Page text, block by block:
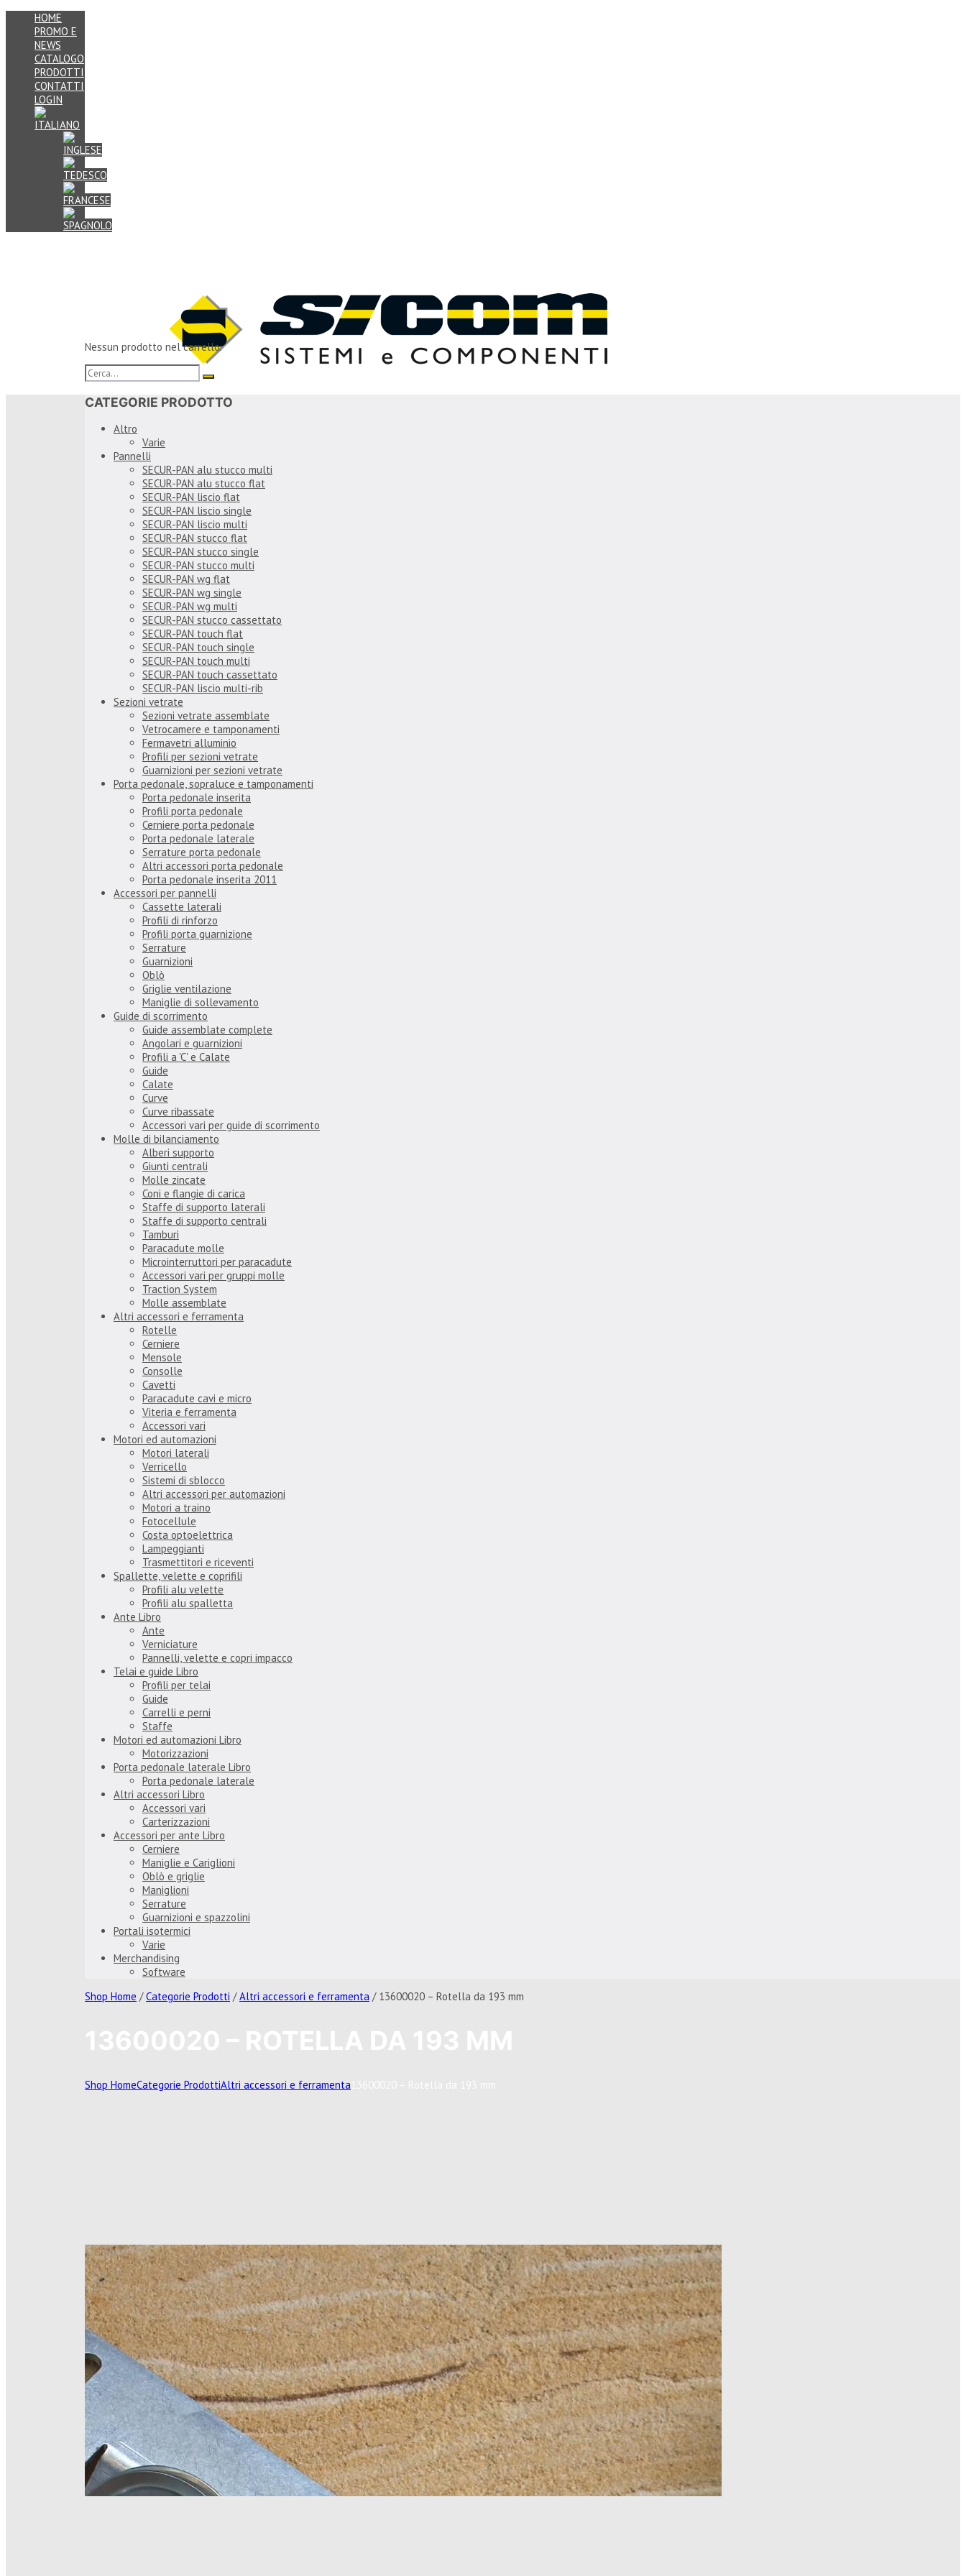
HOME
PROMO E
NEWS
CATALOGO
PRODOTTI
CONTATTI
LOGIN
Nessun prodotto nel carrello.
CATEGORIE PRODOTTO
Altro
Varie
Pannelli
SECUR-PAN alu stucco multi
SECUR-PAN alu stucco flat
SECUR-PAN liscio flat
SECUR-PAN liscio single
SECUR-PAN liscio multi
SECUR-PAN stucco flat
SECUR-PAN stucco single
SECUR-PAN stucco multi
SECUR-PAN wg flat
SECUR-PAN wg single
SECUR-PAN wg multi
SECUR-PAN stucco cassettato
SECUR-PAN touch flat
SECUR-PAN touch single
SECUR-PAN touch multi
SECUR-PAN touch cassettato
SECUR-PAN liscio multi-rib
Sezioni vetrate
Sezioni vetrate assemblate
Vetrocamere e tamponamenti
Fermavetri alluminio
Profili per sezioni vetrate
Guarnizioni per sezioni vetrate
Porta pedonale, sopraluce e tamponamenti
Porta pedonale inserita
Profili porta pedonale
Cerniere porta pedonale
Porta pedonale laterale
Serrature porta pedonale
Altri accessori porta pedonale
Porta pedonale inserita 2011
Accessori per pannelli
Cassette laterali
Profili di rinforzo
Profili porta guarnizione
Serrature
Guarnizioni
Oblò
Griglie ventilazione
Maniglie di sollevamento
Guide di scorrimento
Guide assemblate complete
Angolari e guarnizioni
Profili a 'C' e Calate
Guide
Calate
Curve
Curve ribassate
Accessori vari per guide di scorrimento
Molle di bilanciamento
Alberi supporto
Giunti centrali
Molle zincate
Coni e flangie di carica
Staffe di supporto laterali
Staffe di supporto centrali
Tamburi
Paracadute molle
Microinterruttori per paracadute
Accessori vari per gruppi molle
Traction System
Molle assemblate
Altri accessori e ferramenta
Rotelle
Cerniere
Mensole
Consolle
Cavetti
Paracadute cavi e micro
Viteria e ferramenta
Accessori vari
Motori ed automazioni
Motori laterali
Verricello
Sistemi di sblocco
Altri accessori per automazioni
Motori a traino
Fotocellule
Costa optoelettrica
Lampeggianti
Trasmettitori e riceventi
Spallette, velette e coprifili
Profili alu velette
Profili alu spalletta
Ante Libro
Ante
Verniciature
Pannelli, velette e copri impacco
Telai e guide Libro
Profili per telai
Guide
Carrelli e perni
Staffe
Motori ed automazioni Libro
Motorizzazioni
Porta pedonale laterale Libro
Porta pedonale laterale
Altri accessori Libro
Accessori vari
Carterizzazioni
Accessori per ante Libro
Cerniere
Maniglie e Cariglioni
Oblò e griglie
Maniglioni
Serrature
Guarnizioni e spazzolini
Portali isotermici
Varie
Merchandising
Software
Shop Home /Categorie Prodotti /Altri accessori e ferramenta / 13600020 – Rotella da 193 mm
Shop HomeCategorie ProdottiAltri accessori e ferramenta